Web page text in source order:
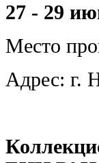
27 - 29
Меcто
Адрес: г.